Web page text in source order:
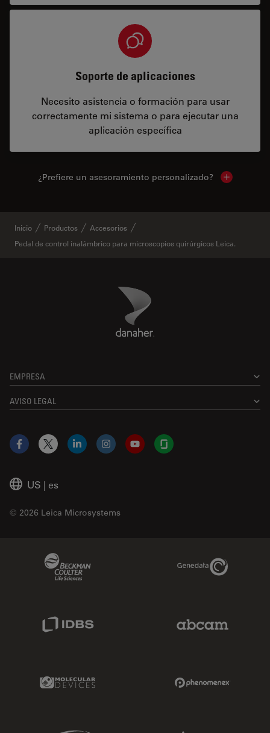
Soporte de aplicaciones
Necesito asistencia o formación para usar
correctamente mi sistema o para ejecutar una
aplicación específica
¿Prefiere un asesoramiento personalizado? Show local
Inicio Productos
Accesorios
Pedal de control inalámbrico para microscopios quirúrgicos Leica.
Danaher Logo
EMPRESA
AVISO LEGAL
US | es
© 2026 Leica Microsystems
Facebook
X LinkedInInstagramYouTubeGlassdoor
Genedata Link
Molecular Devices Link